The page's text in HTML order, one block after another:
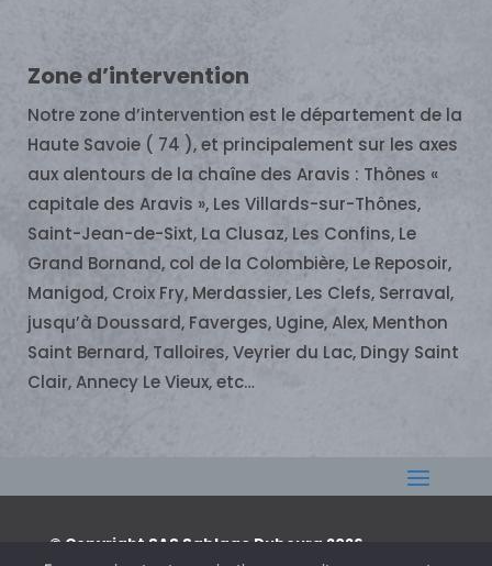
Zone d’intervention
Notre zone d’intervention est le département de la
Haute Savoie ( 74 ), et principalement sur les axes
aux alentours de la chaîne des Aravis : Thônes «
capitale des Aravis », Les Villards-sur-Thônes,
Saint-Jean-de-Sixt, La Clusaz, Les Confins, Le
Grand Bornand, col de la Colombière, Le Reposoir,
Manigod, Croix Fry, Merdassier, Les Clefs, Serraval,
jusqu’à Doussard, Faverges, Ugine, Alex, Menthon
Saint Bernard, Talloires, Veyrier du Lac, Dingy Saint
Clair, Annecy Le Vieux, etc…
© Copyright SAS Sablage Dubourg 2026